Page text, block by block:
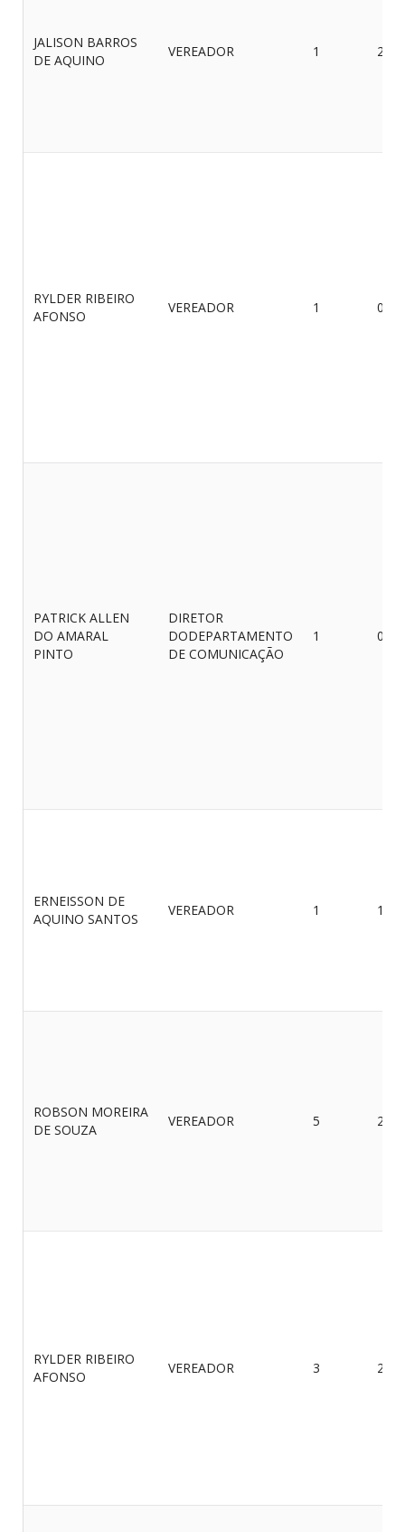
JALISON BARROS
DE AQUINO
VEREADOR 1 23/
RYLDER RIBEIRO
AFONSO
VEREADOR 1 03/
PATRICK ALLEN
DO AMARAL
PINTO
DIRETOR
DODEPARTAMENTO
DE COMUNICAÇÃO
1 03/
ERNEISSON DE
AQUINO SANTOS
VEREADOR 1 19/
ROBSON MOREIRA
DE SOUZA
VEREADOR 5 27/
RYLDER RIBEIRO
AFONSO
VEREADOR 3 22/